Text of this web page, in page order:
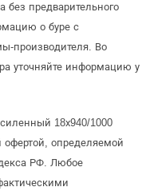
предварительного
о буре с
производителя. Во
уточняйте информацию у
18х940/1000
офертой, определяемой
РФ. Любое